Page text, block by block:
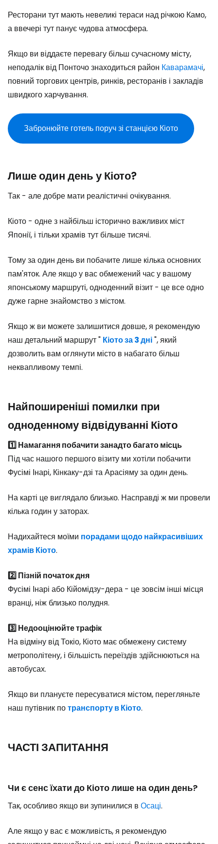
Ресторани тут мають невеликі тераси над річкою Камо,
а ввечері тут панує чудова атмосфера.
Якщо ви віддаєте перевагу більш сучасному місту,
неподалік від Понточо знаходиться район Каварамачі,
повний торгових центрів, ринків, ресторанів і закладів
швидкого харчування.
Забронюйте готель поруч зі станцією Кіото
Лише один день у Кіото?
Так - але добре мати реалістичні очікування.
Кіото - одне з найбільш історично важливих міст
Японії, і тільки храмів тут більше тисячі.
Тому за один день ви побачите лише кілька основних
пам'яток. Але якщо у вас обмежений час у вашому
японському маршруті, одноденний візит - це все одно
дуже гарне знайомство з містом.
Якщо ж ви можете залишитися довше, я рекомендую
наш детальний маршрут " Кіото за 3 дні", який
дозволить вам оглянути місто в набагато більш
неквапливому темпі.
Найпоширеніші помилки при
одноденному відвідуванні Кіото
1️⃣ Намагання побачити занадто багато місць
Під час нашого першого візиту ми хотіли побачити
Фусімі Інарі, Кінкаку-дзі та Арасіяму за один день.
На карті це виглядало близько. Насправді ж ми провели
кілька годин у заторах.
Надихайтеся моїми порадами щодо найкрасивіших
храмів Кіото.
2️⃣ Пізній початок дня
Фусімі Інарі або Кійомідзу-дера - це зовсім інші місця
вранці, ніж близько полудня.
3️⃣ Недооцінюйте трафік
На відміну від Токіо, Кіото має обмежену систему
метрополітену, і більшість переїздів здійснюються на
автобусах.
Якщо ви плануєте пересуватися містом, перегляньте
наш путівник потранспорту в Кіото.
ЧАСТІ ЗАПИТАННЯ
Чи є сенс їхати до Кіото лише на один день?
Так, особливо якщо ви зупинилися в Осаці.
Але якщо у вас є можливість, я рекомендую